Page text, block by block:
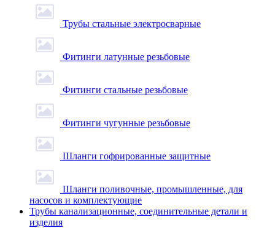
Трубы стальные электросварные
Фитинги латунные резьбовые
Фитинги стальные резьбовые
Фитинги чугунные резьбовые
Шланги гофрированные защитные
Шланги поливочные, промышленные, для
насосов и комплектующие
Трубы канализационные, соединительные детали и
изделия